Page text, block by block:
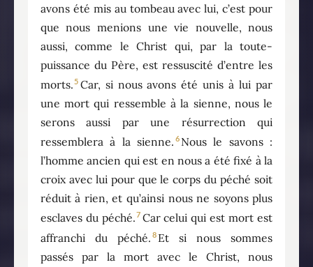
avons été mis au tombeau avec lui, c’est pour
que nous menions une vie nouvelle, nous
aussi, comme le Christ qui, par la toute-
puissance du Père, est ressuscité d’entre les
morts.5 Car, si nous avons été unis à lui par
une mort qui ressemble à la sienne, nous le
serons aussi par une résurrection qui
ressemblera à la sienne. 6 Nous le savons :
l’homme ancien qui est en nous a été fixé à la
croix avec lui pour que le corps du péché soit
réduit à rien, et qu’ainsi nous ne soyons plus
esclaves du péché.7 Car celui qui est mort est
affranchi du péché. 8 Et si nous sommes
passés par la mort avec le Christ, nous